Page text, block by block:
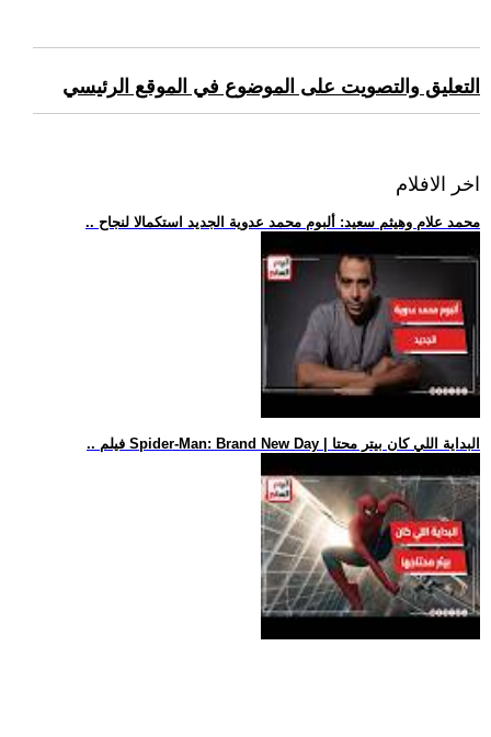
التعليق والتصويت على الموضوع في الموقع الرئيسي
اخر الافلام
.. محمد علام وهيثم سعيد: ألبوم محمد عدوية الجديد استكمالا لنجاح
.. فيلم Spider-Man: Brand New Day | البداية اللي كان بيتر محتا